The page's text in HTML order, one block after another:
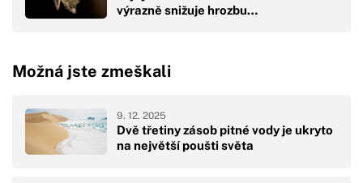
výrazně snižuje hrozbu…
Možná jste zmeškali
Dvě třetiny zásob pitné vody je ukryto
na největší poušti světa
9. 12. 2025